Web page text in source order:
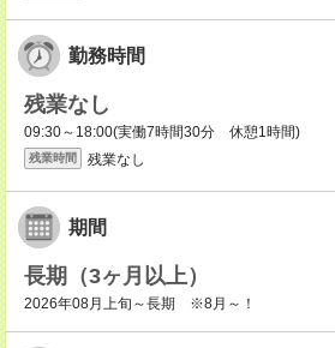
勤務時間
残業なし
09:30～18:00(実働7時間30分 休憩1時間)
残業時間 残業なし
期間
長期（3ヶ月以上）
2026年08月上旬～長期 ※8月～！